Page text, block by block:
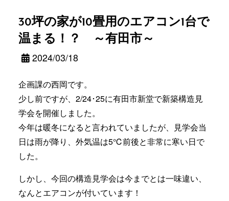
30坪の家が10畳用のエアコン1台で
温まる！？ ～有田市～
2024/03/18
企画課の西岡です。
少し前ですが、2/24･25に有田市新堂で新築構造見
学会を開催しました。
今年は暖冬になると言われていましたが、見学会当
日は雨が降り、外気温は5℃前後と非常に寒い日で
した。
しかし、今回の構造見学会は今までとは一味違い、
なんとエアコンが付いています！